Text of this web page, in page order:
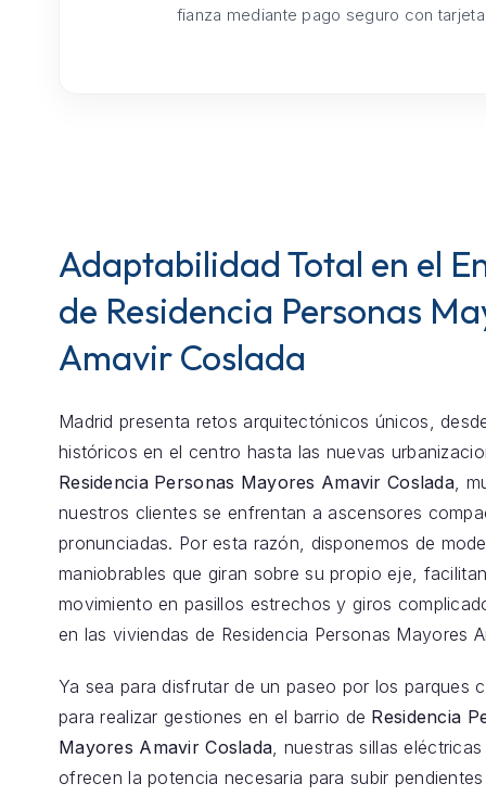
fianza mediante pago seguro con
Adaptabilidad Total en el
de Residencia Personas
Amavir Coslada
Madrid presenta retos arquitectónicos únicos,
históricos en el centro hasta las nuevas
Residencia Personas Mayores Amavir Coslada,
nuestros clientes se enfrentan a ascensores
pronunciadas. Por esta razón, disponemos de
maniobrables que giran sobre su propio eje,
movimiento en pasillos estrechos y giros
en las viviendas de Residencia Personas Mayores
Ya sea para disfrutar de un paseo por los parques
para realizar gestiones en el barrio de Residencia
Mayores Amavir Coslada , nuestras sillas
ofrecen la potencia necesaria para subir